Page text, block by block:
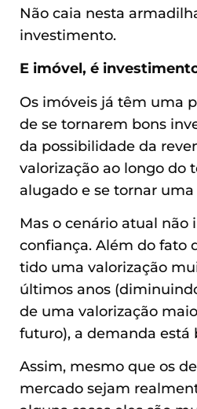
Não caia nesta
investimento.
E imóvel, é
Os imóveis já têm uma
de se tornarem bons
da possibilidade da
valorização ao longo do
alugado e se tornar
Mas o cenário atual não
confiança. Além do fato
tido uma valorização
últimos anos
de uma valorização
futuro), a demanda está
Assim, mesmo que os
mercado sejam